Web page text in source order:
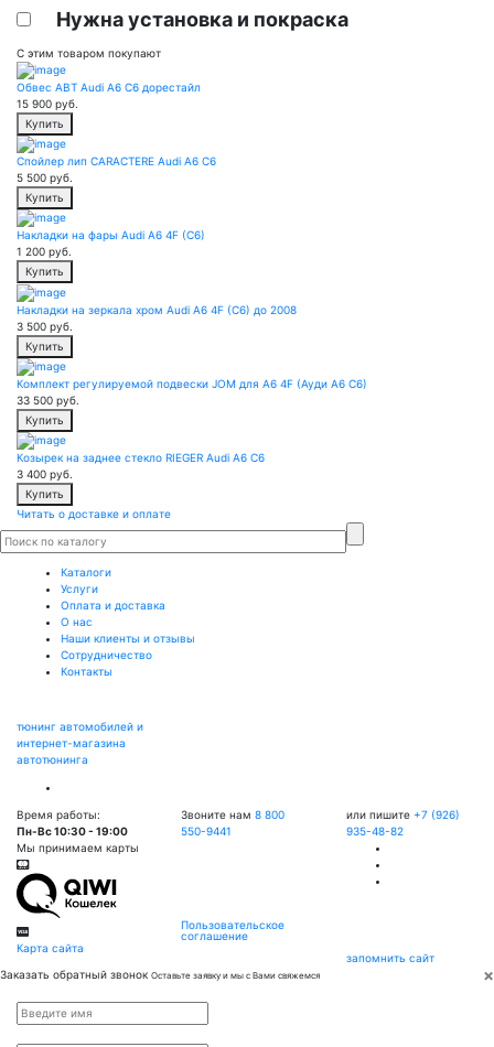
Нужна установка и покраска
С этим товаром покупают
Обвес ABT Audi A6 C6 дорестайл
15 900 руб.
Купить
Спойлер лип CARACTERE Audi A6 C6
5 500 руб.
Купить
Накладки на фары Audi A6 4F (C6)
1 200 руб.
Купить
Накладки на зеркала хром Audi A6 4F (C6) до 2008
3 500 руб.
Купить
Комплект регулируемой подвески JOM для A6 4F (Ауди А6 C6)
33 500 руб.
Купить
Козырек на заднее стекло RIEGER Audi A6 C6
3 400 руб.
Купить
Читать о доставке и оплате
Каталоги
Услуги
Оплата и доставка
О нас
Наши клиенты и отзывы
Сотрудничество
Контакты
тюнинг автомобилей и
интернет-магазина
автотюнинга
Время работы:
Пн-Вс 10:30 - 19:00
Мы принимаем карты
Карта сайта
Звоните нам 8 800
550-9441
Пользовательское
соглашение
или пишите +7 (926)
935-48-82
запомнить сайт
×
Заказать обратный звонок Оставьте заявку и мы с Вами свяжемся